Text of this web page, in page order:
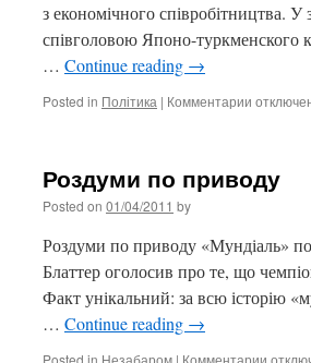
з економічного співробітництва. У
співголовою Японо-туркменского
… Continue reading →
Posted in Політика | Комментарии к
Японія
Роздуми по приводу
Posted on 01/04/2011 by
Роздуми по приводу «Мундіаль»
Блаттер оголосив про те, що
Факт унікальний: за всю історію
… Continue reading →
Posted in Незабаром | Комментарии к